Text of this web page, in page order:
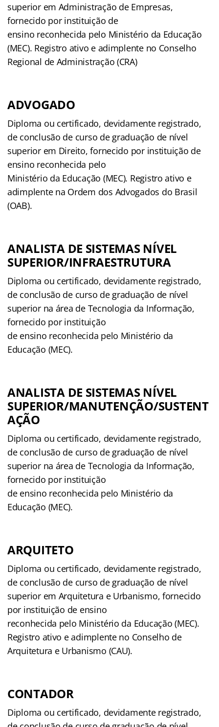
superior em Administração de Empresas,
fornecido por instituição de
ensino reconhecida pelo Ministério da Educação
(MEC). Registro ativo e adimplente no Conselho
Regional de Administração (CRA)
ADVOGADO
Diploma ou certificado, devidamente registrado,
de conclusão de curso de graduação de nível
superior em Direito, fornecido por instituição de
ensino reconhecida pelo
Ministério da Educação (MEC). Registro ativo e
adimplente na Ordem dos Advogados do Brasil
(OAB).
ANALISTA DE SISTEMAS NÍVEL
SUPERIOR/INFRAESTRUTURA
Diploma ou certificado, devidamente registrado,
de conclusão de curso de graduação de nível
superior na área de Tecnologia da Informação,
fornecido por instituição
de ensino reconhecida pelo Ministério da
Educação (MEC).
ANALISTA DE SISTEMAS NÍVEL
SUPERIOR/MANUTENÇÃO/SUSTENT
AÇÃO
Diploma ou certificado, devidamente registrado,
de conclusão de curso de graduação de nível
superior na área de Tecnologia da Informação,
fornecido por instituição
de ensino reconhecida pelo Ministério da
Educação (MEC).
ARQUITETO
Diploma ou certificado, devidamente registrado,
de conclusão de curso de graduação de nível
superior em Arquitetura e Urbanismo, fornecido
por instituição de ensino
reconhecida pelo Ministério da Educação (MEC).
Registro ativo e adimplente no Conselho de
Arquitetura e Urbanismo (CAU).
CONTADOR
Diploma ou certificado, devidamente registrado,